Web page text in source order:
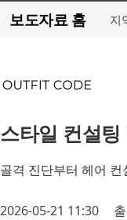
보도자료 홈 지
스타일 컨설
골격 진단부터 헤어
2026-05-21 11:30